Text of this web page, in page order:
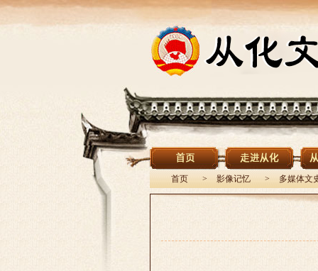
首页 > 影像记忆 > 多媒体文